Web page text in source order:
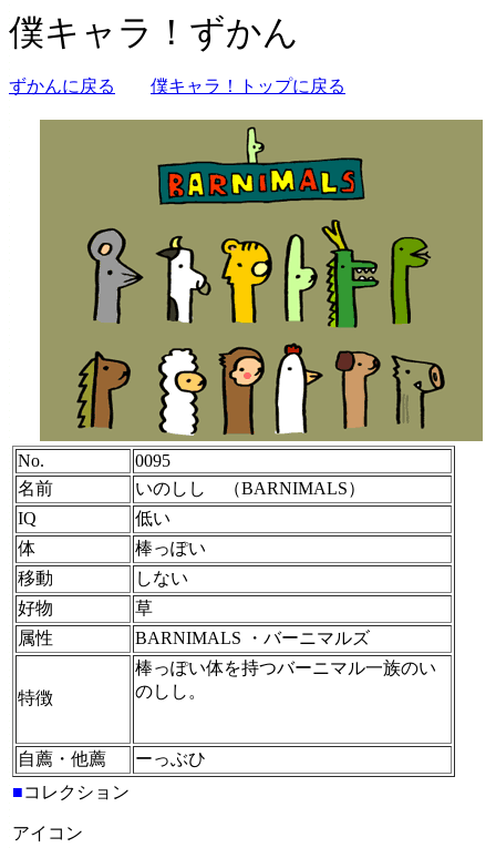
僕キャラ！ずかん
ずかんに戻る 僕キャラ！トップに戻る
No.
0095
名前
いのしし （BARNIMALS）
IQ
低い
体
棒っぽい
移動
しない
好物
草
属性
BARNIMALS ・バーニマルズ
特徴
棒っぽい体を持つバーニマル一族のい
のしし。
自薦・他薦
ーっぶひ
■コレクション
アイコン